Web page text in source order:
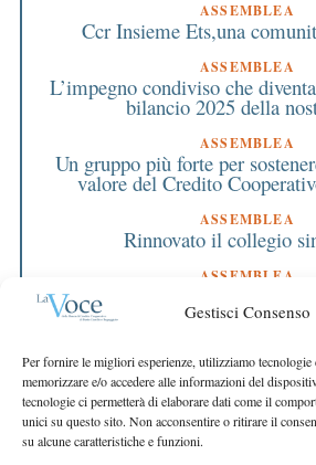
Gestisci Consenso
Per fornire le migliori esperienze, utilizziamo tecnologie
memorizzare e/o accedere alle informazioni del
tecnologie ci permetterà di elaborare dati come il
unici su questo sito. Non acconsentire o ritirare il
su alcune caratteristiche e funzioni.
ASSEMBLEA
Ccr Insieme Ets,una
ASSEMBLEA
L’impegno condiviso che
bilancio 2025 della
ASSEMBLEA
Un gruppo più forte per
valore del Credito
ASSEMBLEA
Rinnovato il collegio
ASSEMBLEA
Bilancio approvato
destinati al territorio
EDITORIALE
Crescere restando
EDITORIALE
Costruire futuro